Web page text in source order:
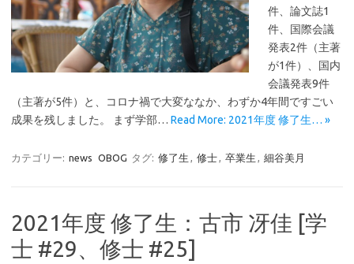
件、論文誌1
件、国際会議
発表2件（主著
が1件）、国内
会議発表9件
（主著が5件）と、コロナ禍で大変ななか、わずか4年間ですごい
成果を残しました。 まず学部… Read More: 2021年度 修了生… »
カテゴリー: news OBOG タグ: 修了生 , 修士, 卒業生 , 細谷美月
2021年度 修了生：古市 冴佳 [学
士 #29、修士 #25]